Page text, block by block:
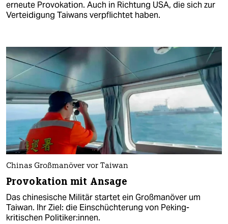
erneute Provokation. Auch in Richtung USA, die sich zur
Verteidigung Taiwans verpflichtet haben.
Chinas Großmanöver vor Taiwan
Provokation mit Ansage
Das chinesische Militär startet ein Großmanöver um
Taiwan. Ihr Ziel: die Einschüchterung von Peking-
kritischen Politiker:innen.